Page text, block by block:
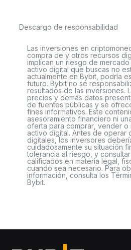
Descargo de responsabilidad
Las inversiones en
compra de y otros recursos
implican un riesgo de
activo digital que buscas no
actualmente en Bybit, podría
futuro. Bybit no se
resultados de las inversiones.
precios y demás datos
de fuentes públicas y se
fines informativos. Este
asesoramiento financiero ni
oferta para comprar, vender o
activo digital. Antes de operar
digitales, los inversores
cuidadosamente su situación
tolerancia al riesgo, y
calificados en materia legal,
cuando sea necesario. Para
información, consulta los
Bybit.